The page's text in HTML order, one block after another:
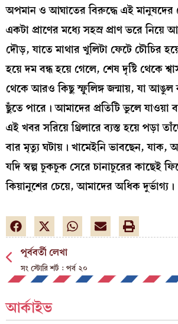
অপমান ও আঘাতের বিরুদ্ধে এই মানুষদের
একটা প্রাণের মধ্যে সহস্র প্রাণ ভরে
দৌড়, যাতে মাথার খুলিটা ফেটে চৌচির
হয়ে দম বন্ধ হয়ে গেলে, শেষ দৃষ্টি থেকে
থেকে আরও কিছু স্ফুলিঙ্গ জন্মায়, যা আঙুল
ছুঁতে পারে। আমাদের প্রতিটি ভুলে যাওয়া
এই খবর সরিয়ে থ্রিলারে ব্যস্ত হয়ে পড়া
বার মৃত্যু ঘটায়। খামেইনি ভাবছেন,
যদি স্বল্প চুকচুক সেরে চানাচুরের কাছেই
কিয়ানুশের চেয়ে, আমাদের অধিক দুর্ভাগ্য।
পূর্ববর্তী লেখা
সং স্টোরি শর্ট : পর্ব ২০
আর্কাইভ